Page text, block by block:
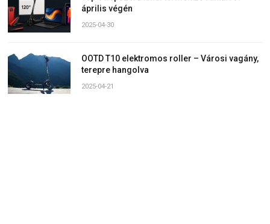
április végén
2025-04-30
OOTD T10 elektromos roller – Városi vagány,
terepre hangolva
2025-04-21